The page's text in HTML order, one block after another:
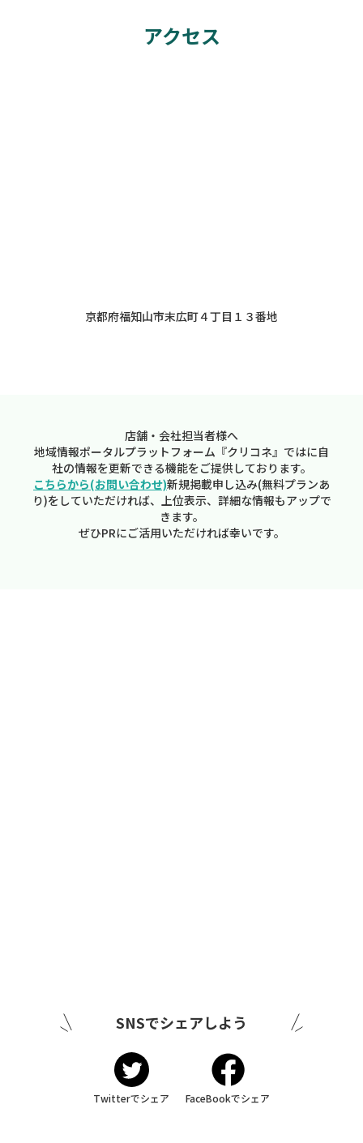
アクセス
京都府福知山市末広町４丁目１３番地
店舗・会社担当者様へ
地域情報ポータルプラットフォーム『クリコネ』ではに自
社の情報を更新できる機能をご提供しております。
こちらから(お問い合わせ)新規掲載申し込み(無料プランあ
り)をしていただければ、上位表示、詳細な情報もアップで
きます。
ぜひPRにご活用いただければ幸いです。
SNSでシェアしよう
Twitterでシェア FaceBookでシェア